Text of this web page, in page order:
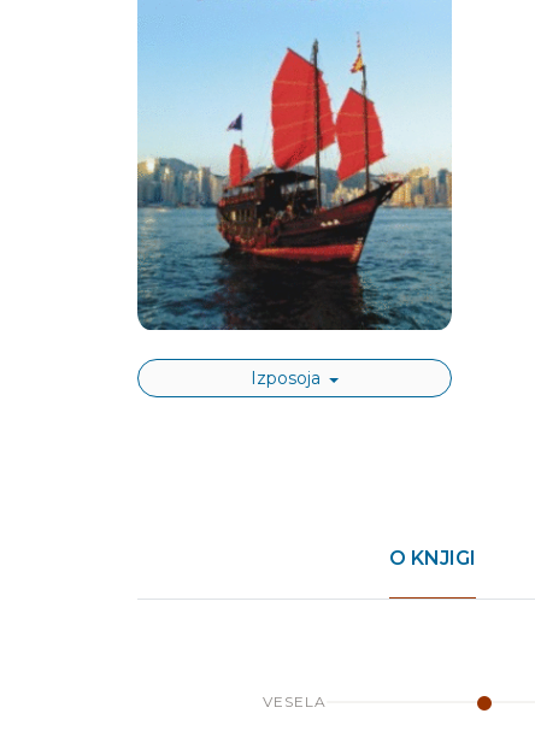
Izposoja
O KNJIGI
VESELA